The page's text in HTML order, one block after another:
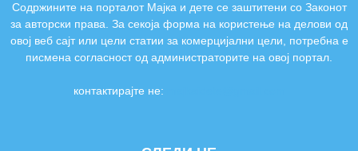
Содржините на порталот Мајка и дете се заштитени со Законот
за авторски права. За секоја форма на користење на делови од
овој веб сајт или цели статии за комерцијални цели, потребна е
писмена согласност од администраторите на овој портал.
контактирајте не: